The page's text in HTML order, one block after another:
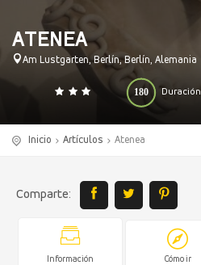
ATENEA
Am Lustgarten, Berlín, Berlín, Alemania
Duración
180
0 140
Inicio Artículos Atenea
Comparte:
Información Cómo ir